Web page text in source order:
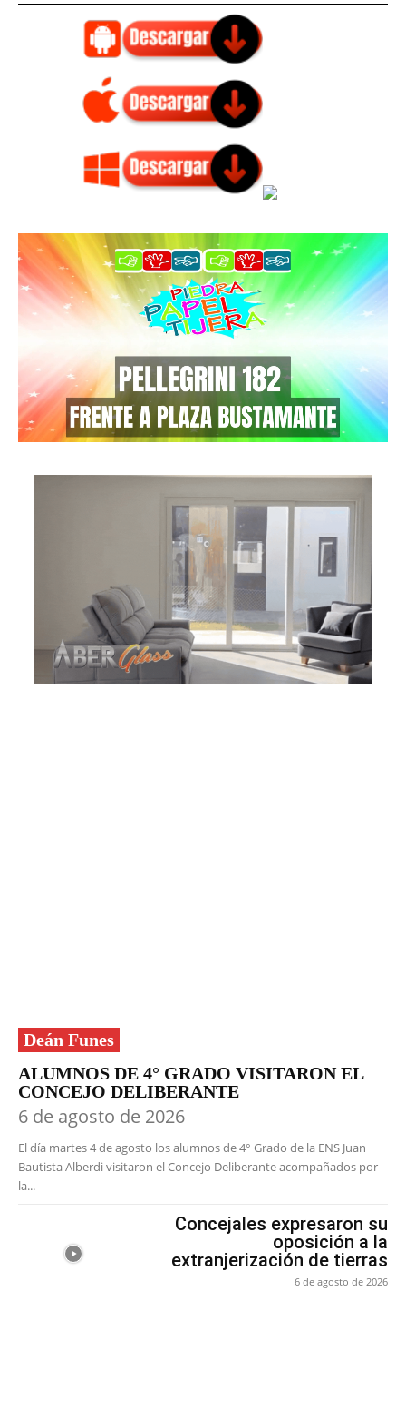
Deán Funes
ALUMNOS DE 4° GRADO VISITARON EL
CONCEJO DELIBERANTE
6 de agosto de 2026
El día martes 4 de agosto los alumnos de 4° Grado de la ENS Juan
Bautista Alberdi visitaron el Concejo Deliberante acompañados por
la...
Concejales expresaron su
oposición a la
extranjerización de tierras
6 de agosto de 2026